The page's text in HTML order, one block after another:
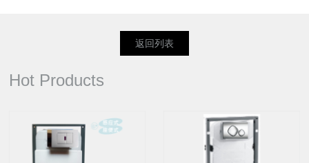
返回列表
Hot Products